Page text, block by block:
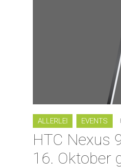
ALLERLEI EVENTS
HTC Nexus
16. Oktober